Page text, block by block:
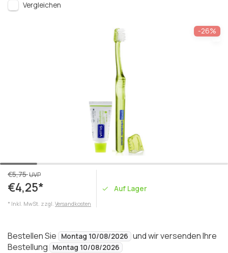
Vergleichen
-26%
€5,75UVP
€4,25*
* Inkl. MwSt. zzgl. Versandkosten
Auf Lager
Bestellen Sie Montag 10/08/2026 und wir versenden Ihre
Bestellung
Montag 10/08/2026